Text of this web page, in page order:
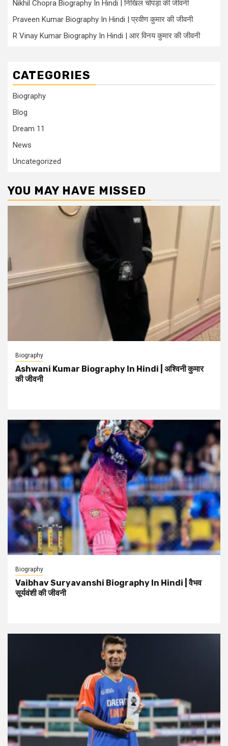
Nikhil Chopra Biography In Hindi | निखिल चोपड़ा की जीवनी
Praveen Kumar Biography In Hindi | प्रवीण कुमार की जीवनी
R Vinay Kumar Biography In Hindi | आर विनय कुमार की जीवनी
CATEGORIES
Biography
Blog
Dream 11
News
Uncategorized
YOU MAY HAVE MISSED
Biography
Ashwani Kumar Biography In Hindi | अश्विनी कुमार
की जीवनी
Biography
Vaibhav Suryavanshi Biography In Hindi | वैभव
सूर्यवंशी की जीवनी